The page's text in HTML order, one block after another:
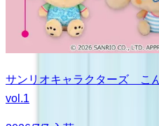
サンリオキャラクターズ こ
vol.1